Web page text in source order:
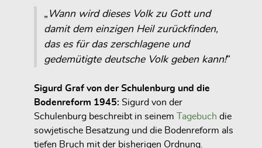
„ Wann wird dieses Volk zu Gott und
damit dem einzigen Heil zurückfinden,
das es für das zerschlagene und
gedemütigte deutsche Volk geben kann!“
Sigurd Graf von der Schulenburg und die
Bodenreform 1945: Sigurd von der
Schulenburg beschreibt in seinem
Tagebuch die
sowjetische Besatzung und die Bodenreform als
tiefen Bruch mit der bisherigen Ordnung.